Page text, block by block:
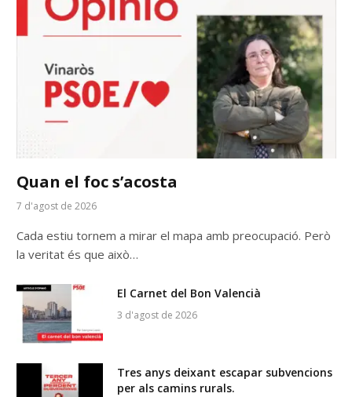
Quan el foc s’acosta
7 d'agost de 2026
Cada estiu tornem a mirar el mapa amb preocupació. Però
la veritat és que això…
El Carnet del Bon Valencià
3 d'agost de 2026
Tres anys deixant escapar subvencions
per als camins rurals.